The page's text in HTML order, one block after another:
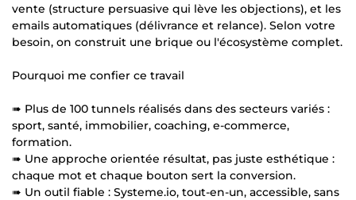
vente (structure persuasive qui lève les objections), et les
emails automatiques (délivrance et relance). Selon votre
besoin, on construit une brique ou l'écosystème complet.
Pourquoi me confier ce travail
➠ Plus de 100 tunnels réalisés dans des secteurs variés :
sport, santé, immobilier, coaching, e-commerce,
formation.
➠ Une approche orientée résultat, pas juste esthétique :
chaque mot et chaque bouton sert la conversion.
➠ Un outil fiable : Systeme.io, tout-en-un, accessible, sans